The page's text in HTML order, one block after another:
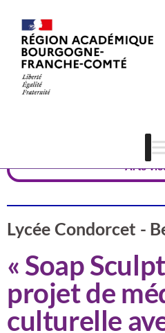
Arts
Lycée Condorcet -
« Soap
projet de
culturelle